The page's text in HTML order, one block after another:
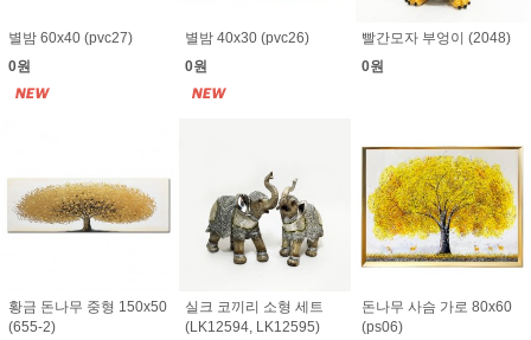
별밤 60x40 (pvc27)
0원
별밤 40x30 (pvc26)
0원
빨간모자 부엉이 (2048)
0원
황금 돈나무 중형 150x50
(655-2)
실크 코끼리 소형 세트
(LK12594, LK12595)
돈나무 사슴 가로 80x60
(ps06)